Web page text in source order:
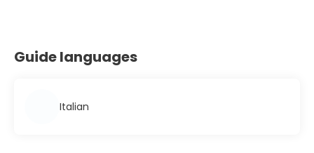
Guide languages
Italian